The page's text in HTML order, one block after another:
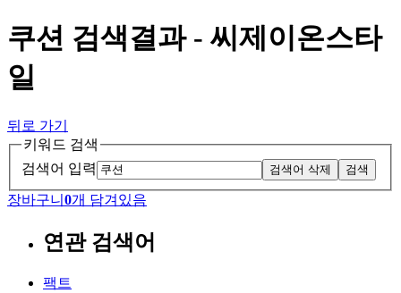
쿠션 검색결과 - 씨제이온스타
일
뒤로 가기
키워드 검색
검색어 입력
검색어 삭제 검색
장바구니 0개 담겨있음
연관 검색어
팩트